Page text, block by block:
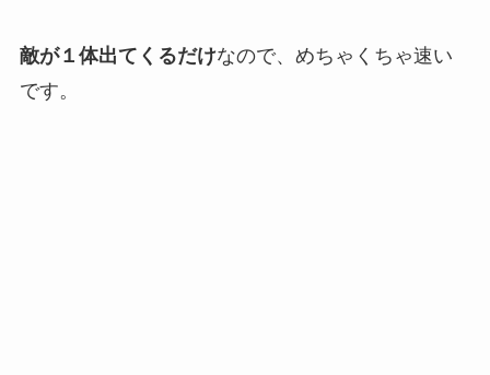
敵が１体出てくるだけなので、めちゃくちゃ速い
です。